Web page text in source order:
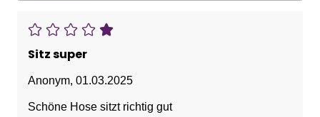
Sitz super
Anonym, 01.03.2025
Schöne Hose sitzt richtig gut